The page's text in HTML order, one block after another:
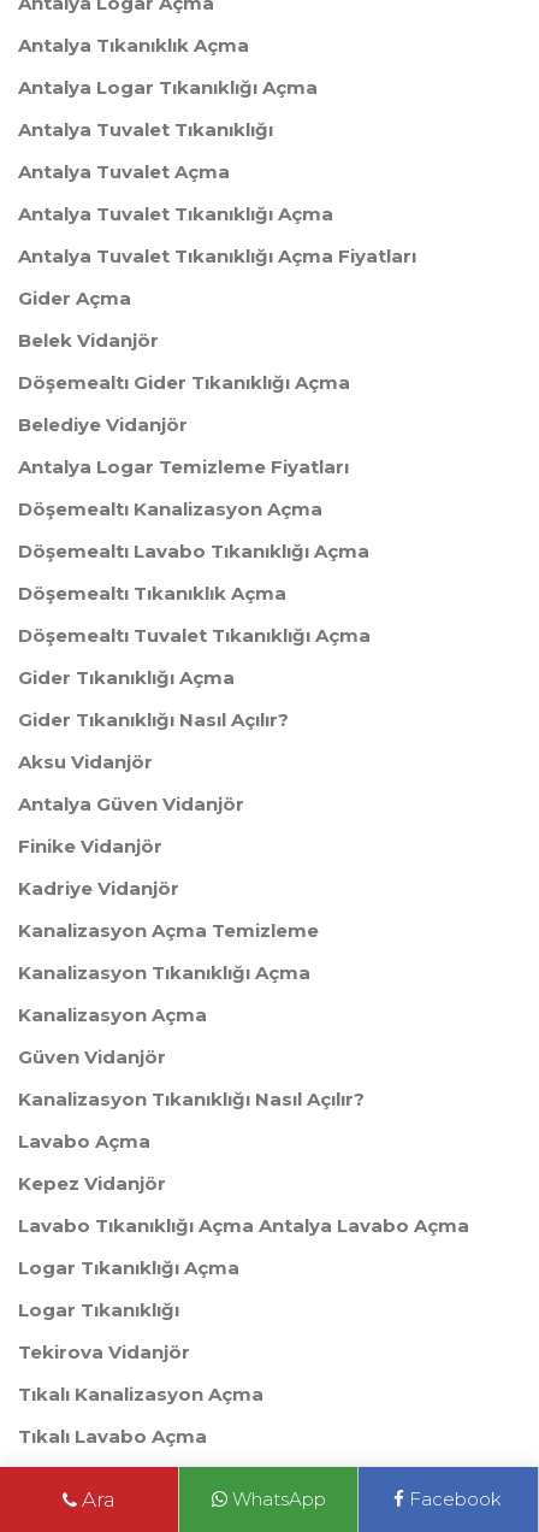
Antalya Tıkanıklık Açma
Antalya Logar Tıkanıklığı Açma
Antalya Tuvalet Tıkanıklığı
Antalya Tuvalet Açma
Antalya Tuvalet Tıkanıklığı Açma
Antalya Tuvalet Tıkanıklığı Açma Fiyatları
Gider Açma
Belek Vidanjör
Döşemealtı Gider Tıkanıklığı Açma
Belediye Vidanjör
Antalya Logar Temizleme Fiyatları
Döşemealtı Kanalizasyon Açma
Döşemealtı Lavabo Tıkanıklığı Açma
Döşemealtı Tıkanıklık Açma
Döşemealtı Tuvalet Tıkanıklığı Açma
Gider Tıkanıklığı Açma
Gider Tıkanıklığı Nasıl Açılır?
Aksu Vidanjör
Antalya Güven Vidanjör
Finike Vidanjör
Kadriye Vidanjör
Kanalizasyon Açma Temizleme
Kanalizasyon Tıkanıklığı Açma
Kanalizasyon Açma
Güven Vidanjör
Kanalizasyon Tıkanıklığı Nasıl Açılır?
Lavabo Açma
Kepez Vidanjör
Lavabo Tıkanıklığı Açma Antalya Lavabo Açma
Logar Tıkanıklığı Açma
Logar Tıkanıklığı
Tekirova Vidanjör
Tıkalı Kanalizasyon Açma
Tıkalı Lavabo Açma
Ara WhatsApp Facebook